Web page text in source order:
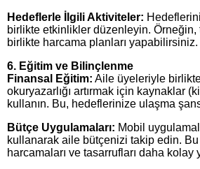
Hedeflerle İlgili Aktiviteler:
birlikte etkinlikler düzenleyin. Örneğin,
birlikte harcama planları yapabilirsiniz.
6. Eğitim ve Bilinçlenme
Finansal Eğitim: Aile üyeleriyle
okuryazarlığı artırmak için kaynaklar
kullanın. Bu, hedeflerinize ulaşma
Bütçe Uygulamaları: Mobil
kullanarak aile bütçenizi takip edin. Bu
harcamaları ve tasarrufları daha kolay